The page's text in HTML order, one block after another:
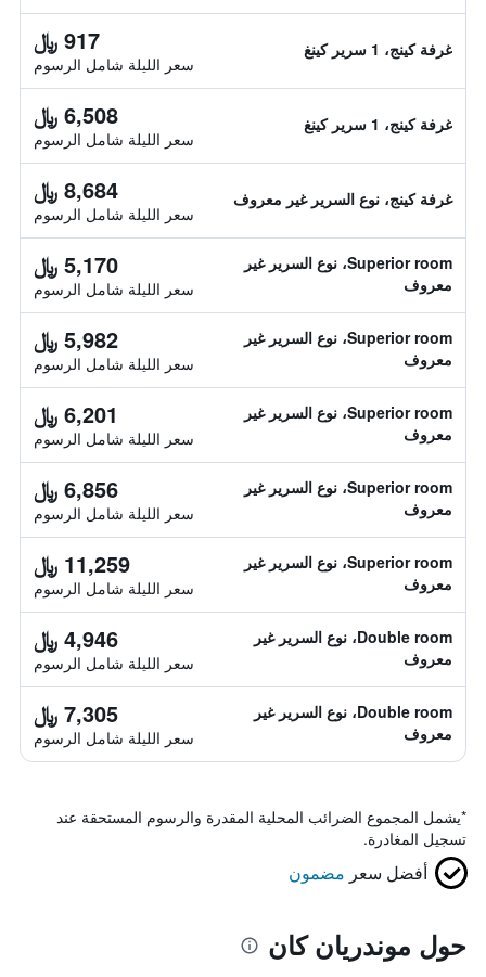
غرفة كينج، 1 سرير كينغ 917 ﷼
سعر الليلة شامل الرسوم
غرفة كينج، 1 سرير كينغ 6,508 ﷼
سعر الليلة شامل الرسوم
غرفة كينج، نوع السرير غير معروف 8,684 ﷼
سعر الليلة شامل الرسوم
Superior room، نوع السرير غير
معروف
5,170 ﷼
سعر الليلة شامل الرسوم
Superior room، نوع السرير غير
معروف
5,982 ﷼
سعر الليلة شامل الرسوم
Superior room، نوع السرير غير
معروف
6,201 ﷼
سعر الليلة شامل الرسوم
Superior room، نوع السرير غير
معروف
6,856 ﷼
سعر الليلة شامل الرسوم
Superior room، نوع السرير غير
معروف
11,259 ﷼
سعر الليلة شامل الرسوم
Double room، نوع السرير غير
معروف
4,946 ﷼
سعر الليلة شامل الرسوم
Double room، نوع السرير غير
معروف
7,305 ﷼
سعر الليلة شامل الرسوم
*يشمل المجموع الضرائب المحلية المقدرة والرسوم المستحقة عند
تسجيل المغادرة.
أفضل سعر مضمون
حول موندريان كان